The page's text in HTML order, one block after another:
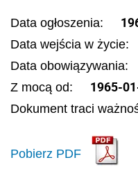
Data ogłoszenia:
Data wejścia w życie:
Data obowiązywania:
Z mocą od: 1965-
Dokument traci
Pobierz PDF